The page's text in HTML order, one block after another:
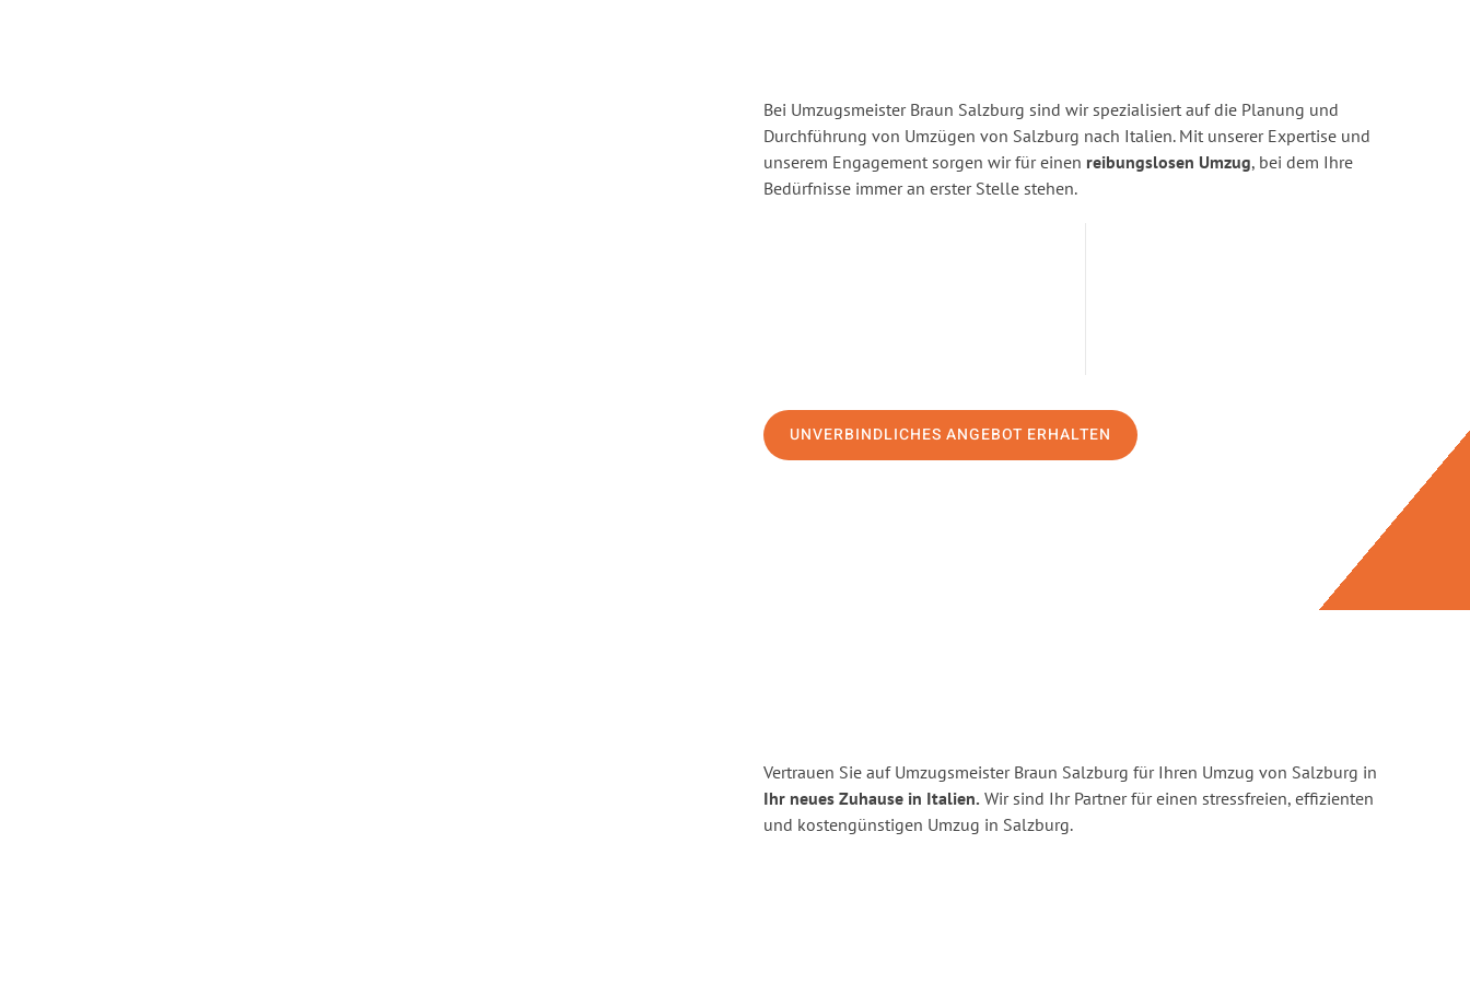
Bei Umzugsmeister Braun Salzburg sind wir spezialisiert auf die Planung und
Durchführung von Umzügen von Salzburg nach Italien. Mit unserer Expertise und
unserem Engagement sorgen wir für einen reibungslosen Umzug, bei dem Ihre
Bedürfnisse immer an erster Stelle stehen.
UNVERBINDLICHES ANGEBOT ERHALTEN
Vertrauen Sie auf Umzugsmeister Braun Salzburg für Ihren Umzug von Salzburg in
Ihr neues Zuhause in Italien. Wir sind Ihr Partner für einen stressfreien, effizienten
und kostengünstigen Umzug in Salzburg.